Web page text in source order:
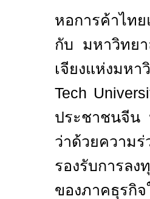
หอการค้าไท
กับ มหาวิทย
เจียงแห่งม
Tech
ประชาชนจีน
ว่าด้วยความ
รองรับการล
ของภาคธุรกิ